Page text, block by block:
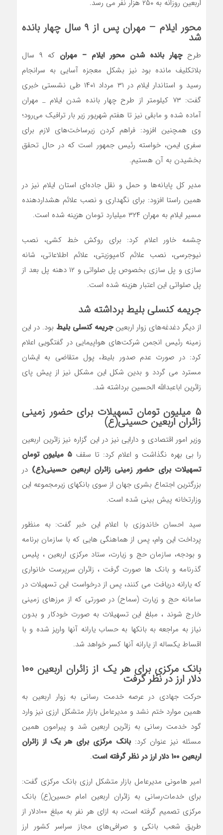
اربعین روزانه به ۲۵۰ هزار نفر می رسد.
محور ایلام – مهران پس از ۹ سال چهار بانده
شد
طرحچهار بانده شدن محور ایلام – مهران
که ۹ سال
بلاتکلیف مانده بود نیز بشکل معجزه آسایی به سرانجام
رسید و استاندار ایلام در ۳۱ مرداد ۱۴۰۱ طی نشستی خبری
گفت: ۷۳ کیلومتر از طرح چهار بانده شدن ایلام _ مهران
آماده شده و مابقی نیز تا هفتم شهریور زیر بار ترافیک می‌رود؛
وی همچنین افزود: فراهم کردن زیرساخت‌های لازم برای
سفری ایمن، خواسته رئیس جمهور است که در حال تحقق
بخشیدن به آن هستیم.
مدیر کل پایانه‌ها و حمل و نقل جاده‌ای استان ایلام نیز در
همین راستا افزود: برای نگهداری و نصب علائم هشداردهنده
مسیر ایلام به مهران ۳۲۴ میلیارد تومان هزینه شده است.
چشمه خاور اعلام کرد: برای روکش خط کشی، نصب
نیوجرسی، نصب علائم کامپوزیتی، علائم اطلاعاتی، شانه
سازی و پل سازی بخصوص پل صلواتی و ۱۲ دهنه پل بعد از
پل صلواتی این اعتبار هزینه شده است.
جریمه کنسلی بلیط برداشته شد
از دیگر دغدغه‌های زوار اربعینجریمه کنسلی بلیط بود. در این
زمینه رئیس انجمن شرکت‌های هواپیمایی در گفتگویی اعلام
کرد: در صورت عدم صدور بلیط، پول متقاضی به ایشان
مسترد می گردد و بدین شکل این مشکل نیز از پیش پای
زائرین اباعبدالله الحسین برداشته شد.
۵ میلیون تومان تسهیلات برای حضور زمینی
زائران اربعین حسینی(ع)
وزیر امور اقتصادی و دارایی نیز در این گزاره نیز زائرین اربعین
را بی بهره نگذاشت و اعلام کرد: تا سقف
۵ میلیون تومان
تسهیلات برای حضور زمینی زائران اربعین حسینی(ع) در
بزرگترین اجتماع بشری جهان از سوی بانکهای زیرمجموعه این
وزارتخانه پیش بینی شده است.
سید احسان خاندوزی با اعلام این خبر گفت: به منظور
پرداخت این وام، پس از هماهنگی هایی که با سازمان برنامه
و بودجه، سازمان حج و زیارت، ستاد مرکزی اربعین ، پلیس
گذرنامه و بانک ها صورت گرفت ، زائران سرپرست خانواری
که یارانه دریافت می کنند، پس از درخواست این تسهیلات در
سامانه حج و زیارت (سماح) در صورتی که از مرزهای زمینی
خارج شوند ، مبلغ این تسهیلات به صورت خودکار و بدون
نیاز به مراجعه به بانکها به حساب یارانه آنها واریز شده و با
اقساط یکساله از یارانه آنها کسر خواهد شد.
بانک مرکزی برای هر یک از زائران اربعین ۱۰۰
دلار ارز در نظر گرفت
حرکت جهادی در عرصه خدمت رسانی به زوار اربعین به
همین موارد ختم نشد و مدیرعامل بازار متشکل ارزی نیز وارد
گود خدمت رسانی به زائرین اربعین شد و پیرامون همین
مسئله نیز عنوان کرد:بانک مرکزی برای هر یک از زائران
اربعین ۱۰۰ دلار ارز در نظر گرفته است
.
امیر هامونی مدیرعامل بازار متشکل ارزی بانک مرکزی گفت:
برای خدمات‌رسانی به زائران اربعین امام حسین(ع) بانک
مرکزی تصمیم گرفته است، به ازای هر نفر به مبلغ ۱۰۰دلار از
طریق شعب بانکی و صرافی‌های مجاز سراسر کشور ارز